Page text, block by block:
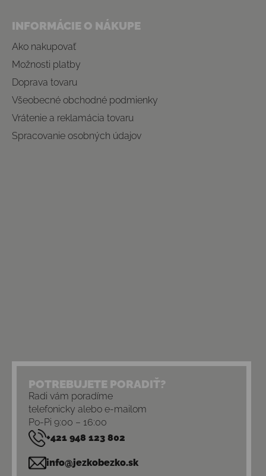
INFORMÁCIE O NÁKUPE
Ako nakupovať
Možnosti platby
Doprava tovaru
Všeobecné obchodné podmienky
Vrátenie a reklamácia tovaru
Spracovanie osobných údajov
POTREBUJETE PORADIŤ?
Radi vám poradíme
telefonicky alebo e-mailom
Po-Pi 9:00 – 16:00
+421 948 123 802
info@jezkobezko.sk